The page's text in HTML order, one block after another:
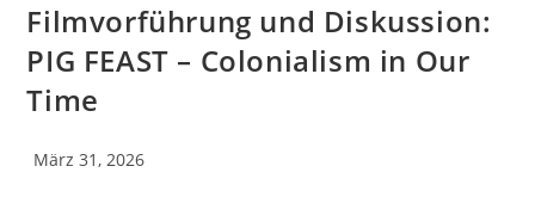
Filmvorführung und Diskussion:
PIG FEAST – Colonialism in Our
Time
März 31, 2026